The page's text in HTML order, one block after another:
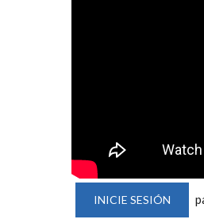
INICIE SESIÓN